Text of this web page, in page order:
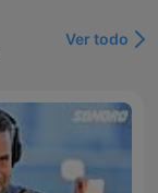
Ver todo